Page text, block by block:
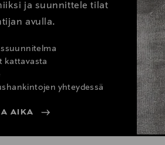
ja suunnittele tilat
avulla.
kattavasta
yhteydessä
AIKA